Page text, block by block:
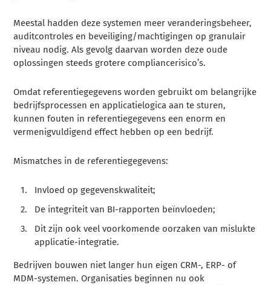
Meestal hadden deze systemen meer veranderingsbeheer,
auditcontroles en beveiliging/machtigingen op granulair
niveau nodig. Als gevolg daarvan worden deze oude
oplossingen steeds grotere compliancerisico’s.
Omdat referentiegegevens worden gebruikt om belangrijke
bedrijfsprocessen en applicatielogica aan te sturen,
kunnen fouten in referentiegegevens een enorm en
vermenigvuldigend effect hebben op een bedrijf.
Mismatches in de referentiegegevens:
Invloed op gegevenskwaliteit;
De integriteit van BI-rapporten beïnvloeden;
Dit zijn ook veel voorkomende oorzaken van mislukte
applicatie-integratie.
Bedrijven bouwen niet langer hun eigen CRM-, ERP- of
MDM-systemen. Organisaties beginnen nu ook